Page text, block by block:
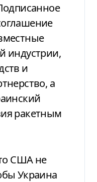
индустрии,
и
а
ракетным
США не
Украина